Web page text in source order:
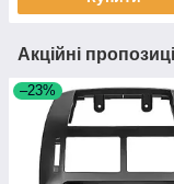
Акційні
–23%